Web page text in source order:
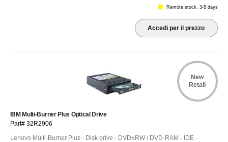
Remote stock, 3-5 days
Accedi per il prezzo
New
Retail
IBM Multi-Burner Plus Optical Drive
Part# 32R2906
Lenovo Multi-Burner Plus - Disk drive - DVD±RW / DVD-RAM - IDE -